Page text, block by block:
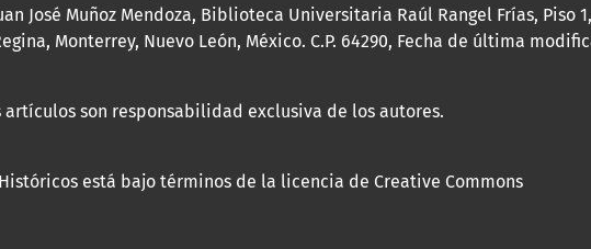
José Muñoz Mendoza, Biblioteca Universitaria Raúl Rangel Frías, Piso 1,
Monterrey, Nuevo León, México. C.P. 64290, Fecha de última
son responsabilidad exclusiva de los autores.
está bajo términos de la licencia de Creative Commons